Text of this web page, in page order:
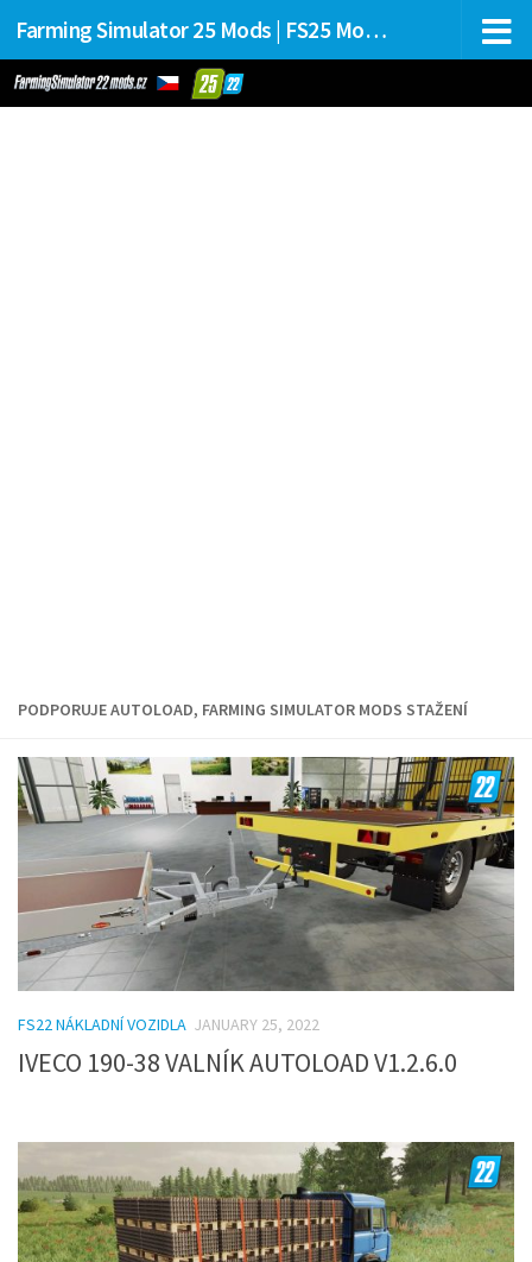
Farming Simulator 25 Mods | FS25 Mods Stahování
PODPORUJE AUTOLOAD, FARMING SIMULATOR MODS STAŽENÍ
FS22 NÁKLADNÍ VOZIDLA JANUARY 25, 2022
IVECO 190-38 VALNÍK AUTOLOAD V1.2.6.0